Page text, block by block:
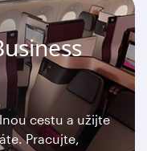
cestu a užijte
Pracujte,